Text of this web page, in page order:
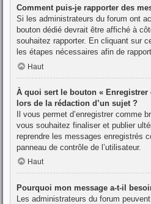
Comment puis-je rapporter des
Si les administrateurs du forum ont
bouton dédié devrait être affiché à
souhaitez rapporter. En cliquant sur
les étapes nécessaires afin de
Haut
À quoi sert le bouton «
lors de la rédaction d’un sujet ?
Il vous permet d’enregistrer comme
vous souhaitez finaliser et publier
reprendre les messages enregistrés
panneau de contrôle de l’utilisateur.
Haut
Pourquoi mon message a-t-il
Les administrateurs du forum